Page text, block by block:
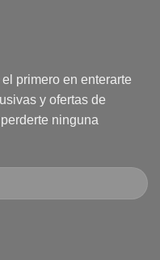
primero en enterarte
y ofertas de
ninguna